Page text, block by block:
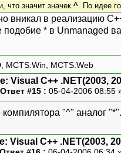
что значит значек ^. По идее
вникал в реализацию
подобие * в Unmanaged
MCTS:Win, MCTS:Web
Visual C++ .NET(2003,
Ответ #15 : 05-04-2006 08:55
"^" аналог
Visual C++ .NET(2003,